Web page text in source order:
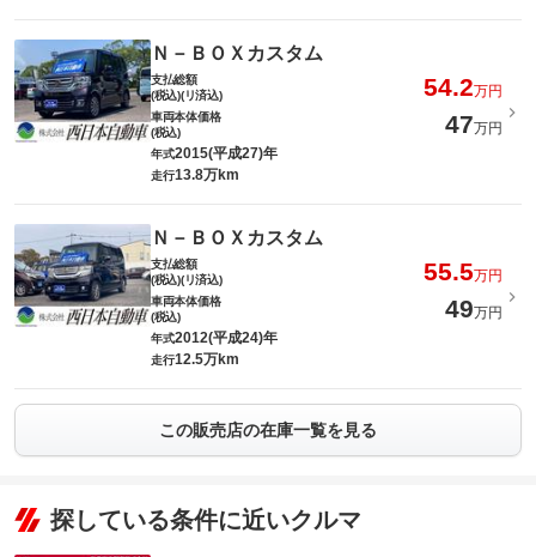
Ｎ－ＢＯＸカスタム
支払総額
(税込)(リ済込)
54.2万円
車両本体価格
(税込)
47万円
年式2015(平成27)年
走行13.8万km
Ｎ－ＢＯＸカスタム
支払総額
(税込)(リ済込)
55.5万円
車両本体価格
(税込)
49万円
年式2012(平成24)年
走行12.5万km
この販売店の在庫一覧を見る
探している条件に近いクルマ